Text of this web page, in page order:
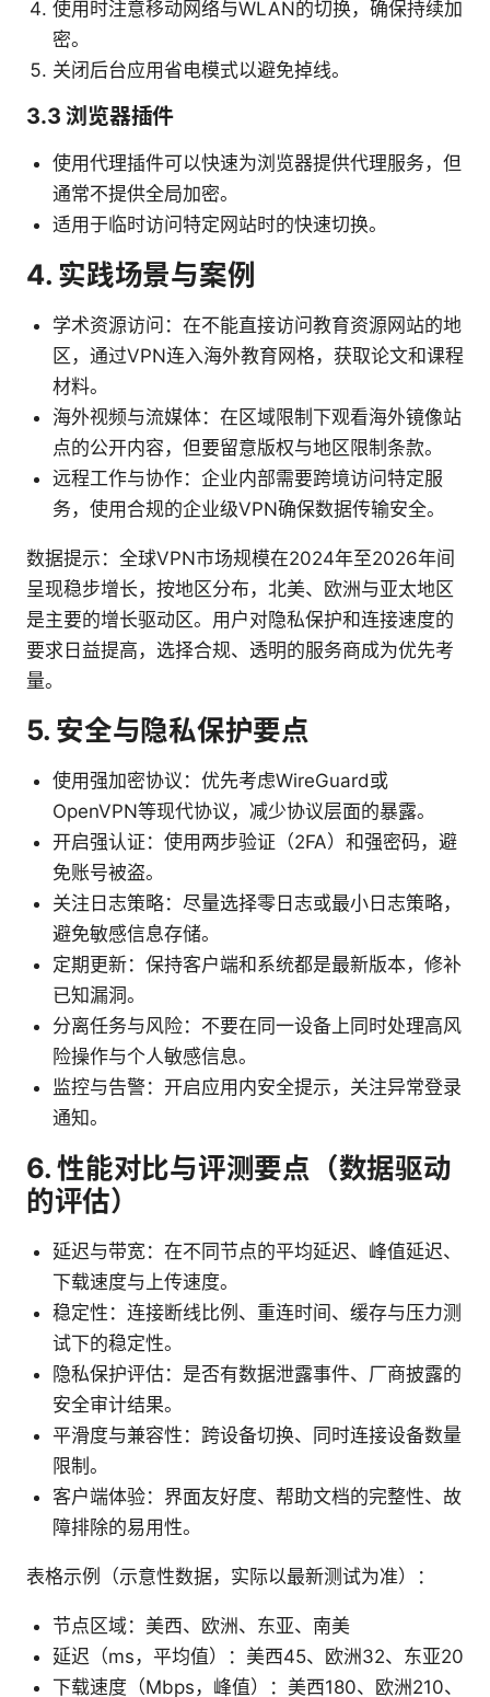
使用时注意移动网络与WLAN的切换，确保持续加
密。
关闭后台应用省电模式以避免掉线。
3.3 浏览器插件
使用代理插件可以快速为浏览器提供代理服务，但
通常不提供全局加密。
适用于临时访问特定网站时的快速切换。
4. 实践场景与案例
学术资源访问：在不能直接访问教育资源网站的地
区，通过VPN连入海外教育网格，获取论文和课程
材料。
海外视频与流媒体：在区域限制下观看海外镜像站
点的公开内容，但要留意版权与地区限制条款。
远程工作与协作：企业内部需要跨境访问特定服
务，使用合规的企业级VPN确保数据传输安全。
数据提示：全球VPN市场规模在2024年至2026年间
呈现稳步增长，按地区分布，北美、欧洲与亚太地区
是主要的增长驱动区。用户对隐私保护和连接速度的
要求日益提高，选择合规、透明的服务商成为优先考
量。
5. 安全与隐私保护要点
使用强加密协议：优先考虑WireGuard或
OpenVPN等现代协议，减少协议层面的暴露。
开启强认证：使用两步验证（2FA）和强密码，避
免账号被盗。
关注日志策略：尽量选择零日志或最小日志策略，
避免敏感信息存储。
定期更新：保持客户端和系统都是最新版本，修补
已知漏洞。
分离任务与风险：不要在同一设备上同时处理高风
险操作与个人敏感信息。
监控与告警：开启应用内安全提示，关注异常登录
通知。
6. 性能对比与评测要点（数据驱动
的评估）
延迟与带宽：在不同节点的平均延迟、峰值延迟、
下载速度与上传速度。
稳定性：连接断线比例、重连时间、缓存与压力测
试下的稳定性。
隐私保护评估：是否有数据泄露事件、厂商披露的
安全审计结果。
平滑度与兼容性：跨设备切换、同时连接设备数量
限制。
客户端体验：界面友好度、帮助文档的完整性、故
障排除的易用性。
表格示例（示意性数据，实际以最新测试为准）：
节点区域：美西、欧洲、东亚、南美
延迟（ms，平均值）：美西45、欧洲32、东亚20
下载速度（Mbps，峰值）：美西180、欧洲210、